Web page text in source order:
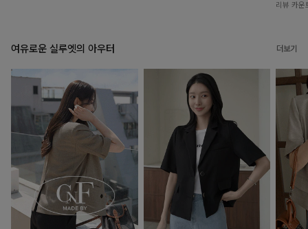
리뷰 카운
여유로운 실루엣의 아우터 더보기